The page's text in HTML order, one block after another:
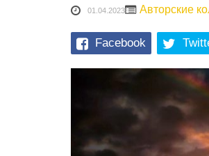
01.04.2023 Авторские
Facebook